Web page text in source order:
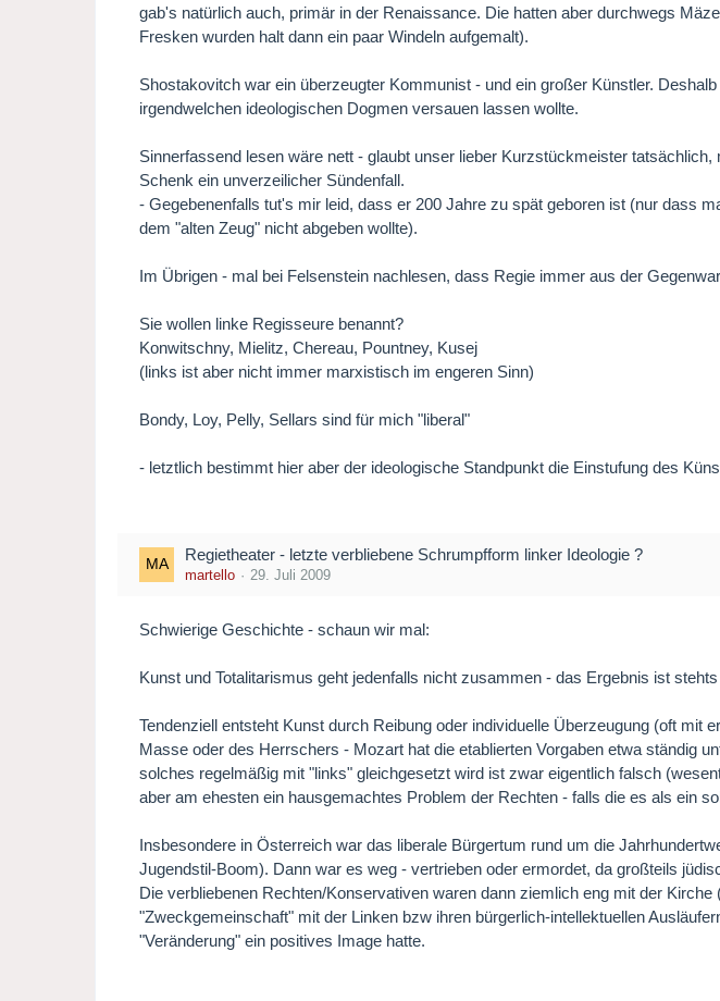
gab's natürlich auch, primär in der Renaissance. Die hatten aber durchwegs
Fresken wurden halt dann ein paar Windeln aufgemalt).
Shostakovitch war ein überzeugter Kommunist - und ein großer Künstler.
irgendwelchen ideologischen Dogmen versauen lassen wollte.
Sinnerfassend lesen wäre nett - glaubt unser lieber Kurzstückmeister
Schenk ein unverzeilicher Sündenfall.
- Gegebenenfalls tut's mir leid, dass er 200 Jahre zu spät geboren ist (nur dass
dem "alten Zeug" nicht abgeben wollte).
Im Übrigen - mal bei Felsenstein nachlesen, dass Regie immer aus der
Sie wollen linke Regisseure benannt?
Konwitschny, Mielitz, Chereau, Pountney, Kusej
(links ist aber nicht immer marxistisch im engeren Sinn)
Bondy, Loy, Pelly, Sellars sind für mich "liberal"
- letztlich bestimmt hier aber der ideologische Standpunkt die Einstufung des
Regietheater - letzte verbliebene Schrumpfform linker Ideologie ?
martello 29. Juli 2009
Schwierige Geschichte - schaun wir mal:
Kunst und Totalitarismus geht jedenfalls nicht zusammen - das Ergebnis ist
Tendenziell entsteht Kunst durch Reibung oder individuelle Überzeugung (oft
Masse oder des Herrschers - Mozart hat die etablierten Vorgaben etwa ständig
solches regelmäßig mit "links" gleichgesetzt wird ist zwar eigentlich falsch
aber am ehesten ein hausgemachtes Problem der Rechten - falls die es als ein
Insbesondere in Österreich war das liberale Bürgertum rund um die
Jugendstil-Boom). Dann war es weg - vertrieben oder ermordet, da großteils
Die verbliebenen Rechten/Konservativen waren dann ziemlich eng mit der
"Zweckgemeinschaft" mit der Linken bzw ihren bürgerlich-intellektuellen
"Veränderung" ein positives Image hatte.